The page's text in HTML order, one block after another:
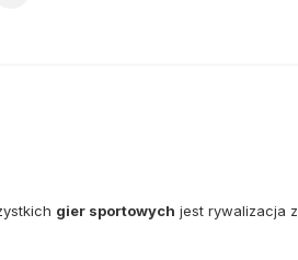
gier sportowych jest rywalizacja z